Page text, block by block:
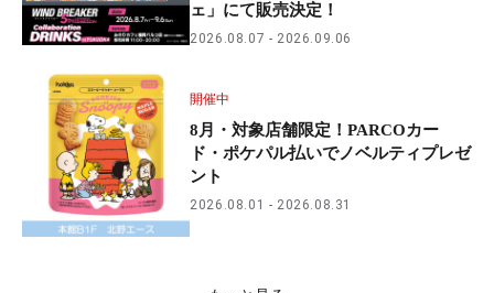
ェ」にて販売決定！
2026.08.07 2026.09.06
開催中
8月・対象店舗限定！PARCOカー
ド・ポケパル払いでノベルティプレゼ
ント
2026.08.01 2026.08.31